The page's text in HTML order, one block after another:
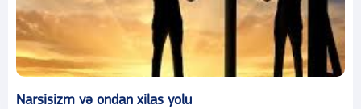
Narsisizm və ondan xilas yolu